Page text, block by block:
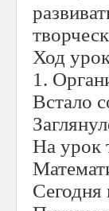
Ход
1.
Встало
На урок
Сегодня